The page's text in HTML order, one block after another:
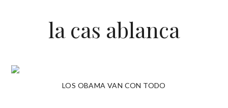
la cas ablanca
LOS OBAMA VAN CON TODO